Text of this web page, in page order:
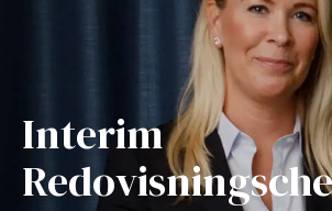
Interim